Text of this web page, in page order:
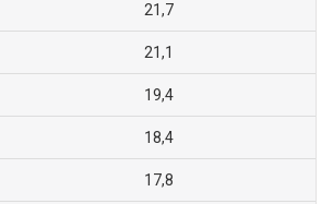
21,7
21,1
19,4
18,4
17,8